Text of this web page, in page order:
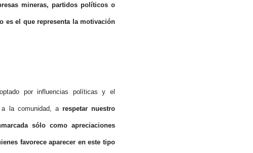
mineras, partidos políticos o
es el que representa la motivación
por influencias políticas y el
a la comunidad, a respetar nuestro
sólo como apreciaciones
favorece aparecer en este tipo